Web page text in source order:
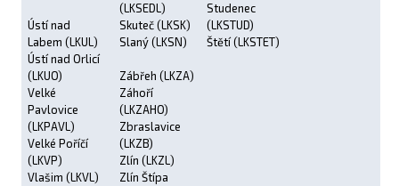
Ústí nad
Labem (LKUL)
Ústí nad Orlicí
(LKUO)
Velké
Pavlovice
(LKPAVL)
Velké Poříčí
(LKVP)
Vlašim (LKVL)
(LKSEDL)
Skuteč (LKSK)
Slaný (LKSN)
Zábřeh (LKZA)
Záhoří
(LKZAHO)
Zbraslavice
(LKZB)
Zlín (LKZL)
Zlín Štípa
Studenec
(LKSTUD)
Štětí (LKSTET)